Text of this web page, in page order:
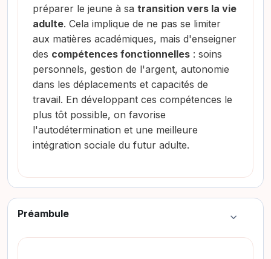
préparer le jeune à sa transition vers la vie
adulte. Cela implique de ne pas se limiter
aux matières académiques, mais d'enseigner
des compétences fonctionnelles : soins
personnels, gestion de l'argent, autonomie
dans les déplacements et capacités de
travail. En développant ces compétences le
plus tôt possible, on favorise
l'autodétermination et une meilleure
intégration sociale du futur adulte.
Préambule
Colapsar